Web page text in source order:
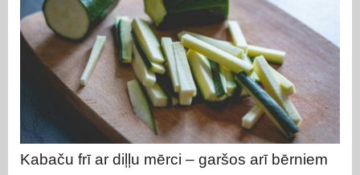
Kabaču frī ar diļļu mērci – garšos arī bērniem